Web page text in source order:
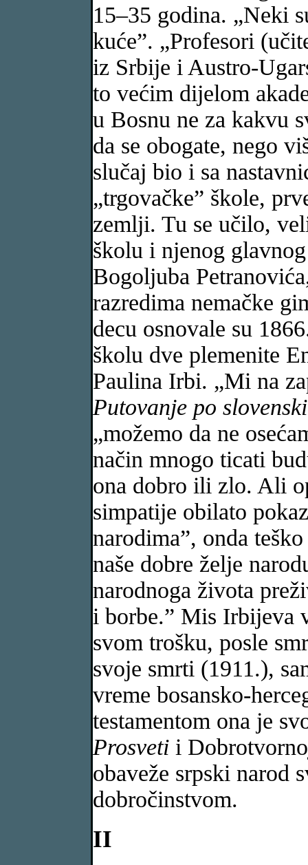
15–35 godina. „Neki
kuće”. „Profesori
iz Srbije i Austro-
to većim dijelom
u Bosnu ne za kakvu
da se obogate, nego
slučaj bio i sa
„trgovačke” škole,
zemlji. Tu se učilo,
školu i njenog
Bogoljuba
razredima nemačke
decu osnovale su
školu dve plemenite
Paulina Irbi. „Mi na
Putovanje po
„možemo da ne
način mnogo ticati
ona dobro ili zlo. Ali
simpatije obilato
narodima”, onda
naše dobre želje
narodnoga života
i borbe.” Mis Irbijeva
svom trošku, posle
svoje smrti (1911.),
vreme bosansko-
testamentom ona je
Prosveti i
obaveže srpski narod
dobročinstvom.
II